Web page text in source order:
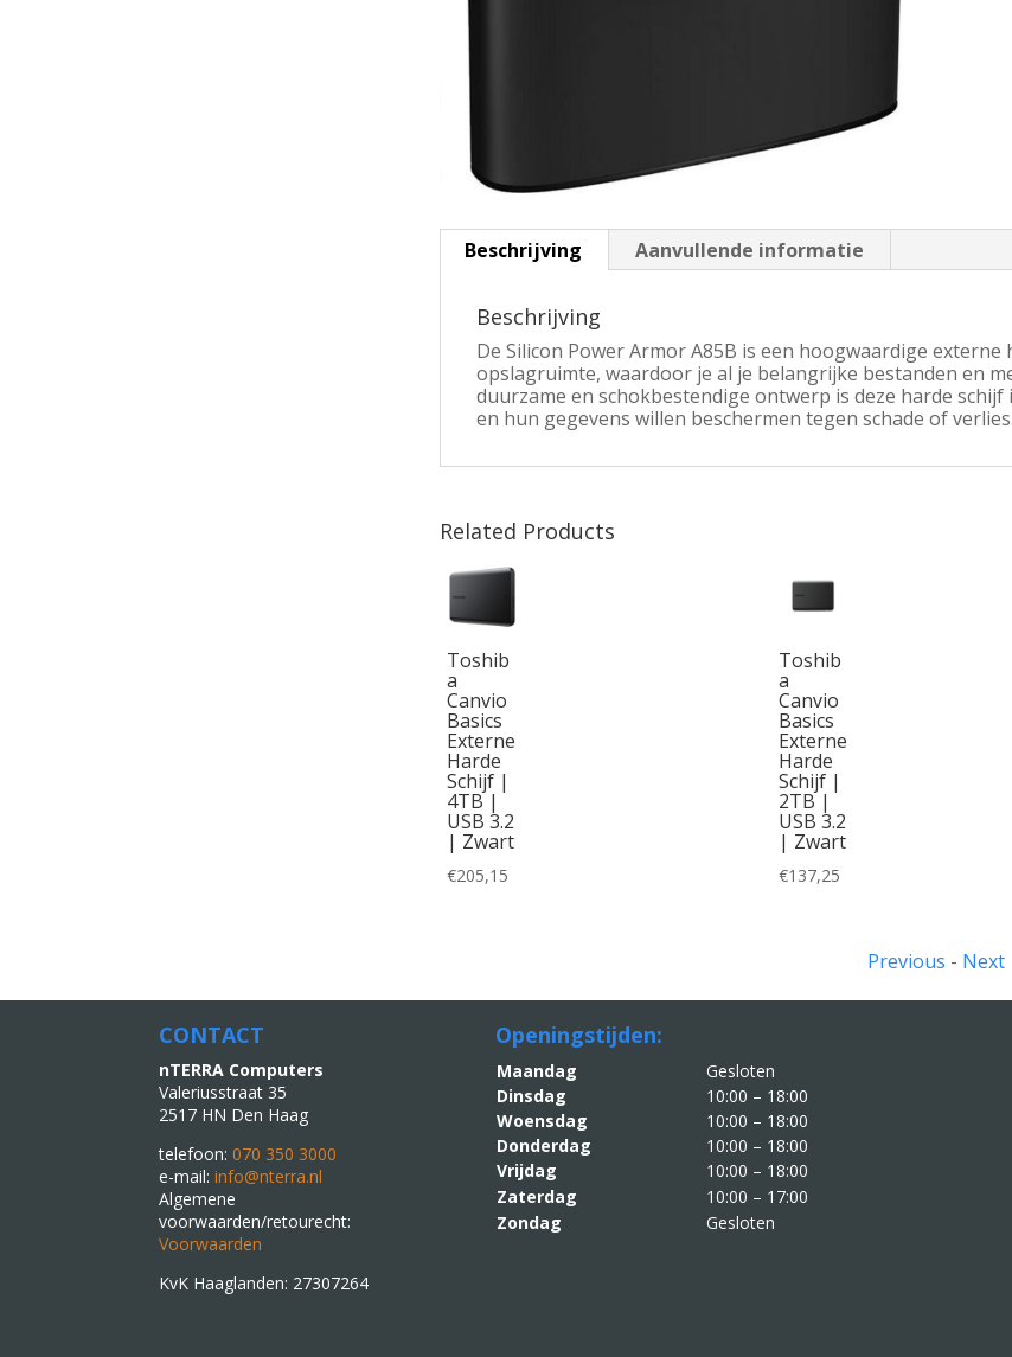
Beschrijving Aanvullende informatie
Beschrijving
De Silicon Power Armor A85B is een hoogwaardige
opslagruimte, waardoor je al je belangrijke bestanden en
duurzame en schokbestendige ontwerp is deze harde
en hun gegevens willen beschermen tegen schade of verlies.
Related Products
Toshib
a
Canvio
Basics
Externe
Harde
Schijf |
4TB |
USB 3.2
| Zwart
€205,15
Toshib
a
Canvio
Basics
Externe
Harde
Schijf |
2TB |
USB 3.2
| Zwart
€137,25
Previous - Next
CONTACT
nTERRA Computers
Valeriusstraat 35
2517 HN Den Haag
telefoon:070 350 3000
e-mail:info@nterra.nl
Algemene
voorwaarden/retourecht:
Voorwaarden
KvK Haaglanden: 27307264
Openingstijden:
Maandag
Gesloten
Dinsdag
10:00 – 18:00
Woensdag
10:00 – 18:00
Donderdag
10:00 – 18:00
Vrijdag
10:00 – 18:00
Zaterdag
10:00 – 17:00
Zondag
Gesloten